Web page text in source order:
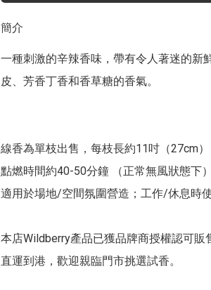
簡介
一種刺激的辛辣香味，帶有令人著迷的新
皮、芳香丁香和香草糖的香氣。
線香為單枝出售，每枝長約11吋（27cm）
點燃時間約40-50分鐘 （正常無風狀態下）
適用於場地/空間氛圍營造；工作/休息時
本店Wildberry產品已獲品牌商授權認可販
直運到港，歡迎親臨門市挑選試香。